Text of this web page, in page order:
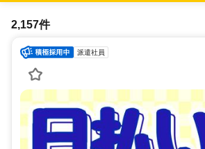
2,157件
派遣社員